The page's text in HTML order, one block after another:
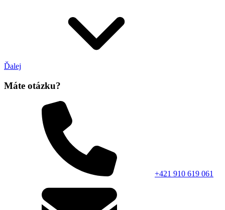
Ďalej
Máte otázku?
+421 910 619 061